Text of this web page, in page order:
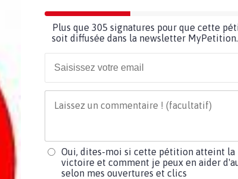
Plus que 305 signatures pour que cette
soit diffusée dans la newsletter
Oui, dites-moi si cette pétition atteint la
victoire et comment je peux en aider
selon mes ouvertures et clics